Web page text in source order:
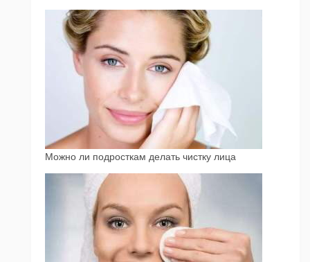
Можно ли подросткам делать чистку лица